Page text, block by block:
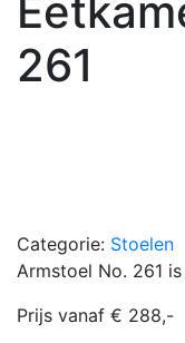
261
Categorie: Stoelen
Armstoel No. 261
Prijs vanaf € 288,-